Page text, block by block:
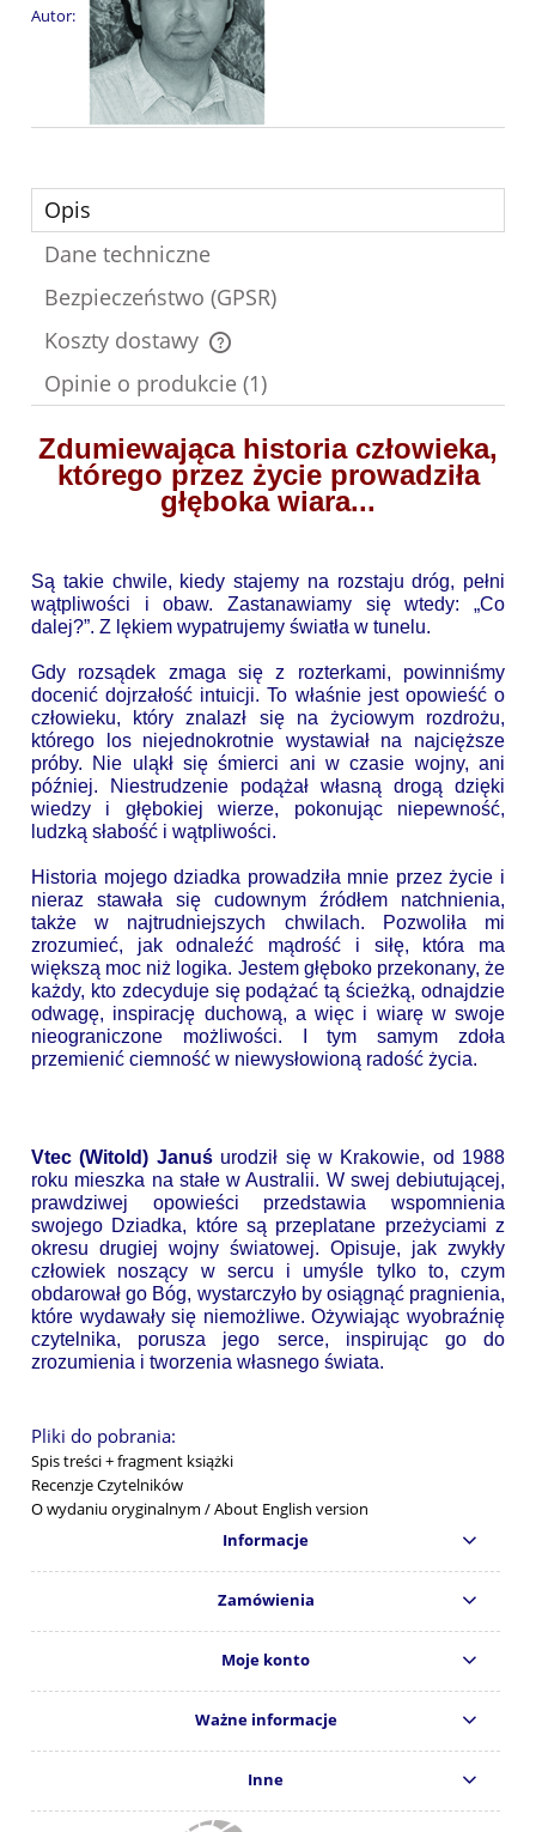
Autor:
Opis
Dane techniczne
Bezpieczeństwo (GPSR)
Koszty dostawy
Cena nie zawiera ewentualnych kosztów płatności
Opinie o produkcie (1)
Zdumiewająca historia człowieka,
którego przez życie prowadziła
głęboka wiara...
Są takie chwile, kiedy stajemy na rozstaju dróg, pełni
wątpliwości i obaw. Zastanawiamy się wtedy: „Co
dalej?”. Z lękiem wypatrujemy światła w tunelu.
Gdy rozsądek zmaga się z rozterkami, powinniśmy
docenić dojrzałość intuicji. To właśnie jest opowieść o
człowieku, który znalazł się na życiowym rozdrożu,
którego los niejednokrotnie wystawiał na najcięższe
próby. Nie uląkł się śmierci ani w czasie wojny, ani
później. Niestrudzenie podążał własną drogą dzięki
wiedzy i głębokiej wierze, pokonując niepewność,
ludzką słabość i wątpliwości.
Historia mojego dziadka prowadziła mnie przez życie i
nieraz stawała się cudownym źródłem natchnienia,
także w najtrudniejszych chwilach. Pozwoliła mi
zrozumieć, jak odnaleźć mądrość i siłę, która ma
większą moc niż logika. Jestem głęboko przekonany, że
każdy, kto zdecyduje się podążać tą ścieżką, odnajdzie
odwagę, inspirację duchową, a więc i wiarę w swoje
nieograniczone możliwości. I tym samym zdoła
przemienić ciemność w niewysłowioną radość życia.
Vtec (Witold) Januśurodził się w Krakowie, od 1988
roku mieszka na stałe w Australii. W swej debiutującej,
prawdziwej opowieści przedstawia wspomnienia
swojego Dziadka, które są przeplatane przeżyciami z
okresu drugiej wojny światowej. Opisuje, jak zwykły
człowiek noszący w sercu i umyśle tylko to, czym
obdarował go Bóg, wystarczyło by osiągnąć pragnienia,
które wydawały się niemożliwe. Ożywiając wyobraźnię
czytelnika, porusza jego serce, inspirując go do
zrozumienia i tworzenia własnego świata.
Pliki do pobrania:
Spis treści + fragment książki
Recenzje Czytelników
O wydaniu oryginalnym / About English version
Informacje
Zamówienia
Moje konto
Ważne informacje
Inne